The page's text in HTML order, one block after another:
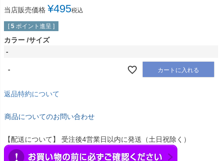
当店販売価格 ¥495税込
[ 5 ポイント進呈 ]
カラー サイズ
-
- カートに入れる
返品特約について
商品についてのお問い合わせ
【配送について】 受注後4営業日以内に発送（土日祝除く）